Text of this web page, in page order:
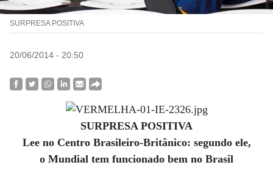
SURPRESA POSITIVA
20/06/2014 - 20:50
SURPRESA POSITIVA
Lee no Centro Brasileiro-Britânico: segundo ele,
o Mundial tem funcionado bem no Brasil